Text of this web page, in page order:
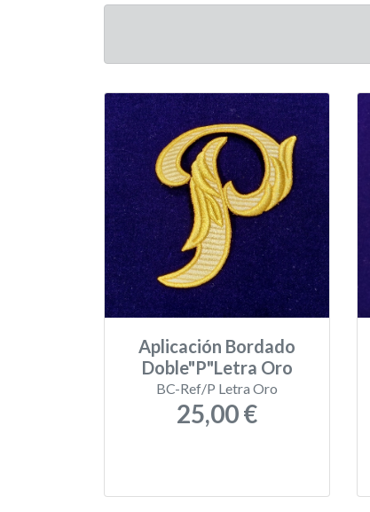
Aplicación Bordado
Doble"P"Letra Oro
BC-Ref/P Letra Oro
25,00 €